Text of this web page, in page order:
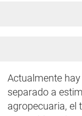
Actualmente
separado a
agropecuaria, el